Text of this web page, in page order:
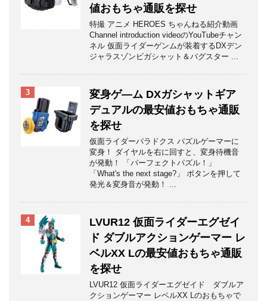
値おもちゃ通販を探せ
特撮 アニメ HEROES ちゃんねる紹介動画
Channel introduction videoのYouTubeチャン
ネル 仮面ライダーゲンムが装着するDXデン
ジャラスゾンビガシャット＆バグスター ...
3
変身ゲ―ム DXガシャットギア
デュアルの最安値おもちゃ通販
を探せ
仮面ライダーパラドクス パズルゲーマーに
変身！ ダイヤルを右に回すと、変身待機音
が発動！ 「パーフェクトパズル！」
「What's the next stage?」 ボタンを押して
発光＆変身音が発動！ ...
4
LVUR12 仮面ライダーエグゼイ
ド ダブルアクションゲーマー レ
ベルXX Lの最安値おもちゃ通販
を探せ
LVUR12 仮面ライダーエグゼイド ダブルア
クションゲーマー レベルXX Lのおもちゃで